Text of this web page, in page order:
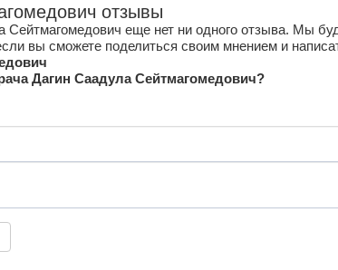
отзывы
Сейтмагомедович еще нет ни одного отзыва. Мы
вы сможете поделиться своим мнением и
Дагин Саадула Сейтмагомедович?